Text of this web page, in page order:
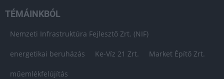
TÉMÁINKBÓL
Nemzeti Infrastruktúra Fejlesztő Zrt. (NIF)
energetikai beruházás Ke-Víz 21 Zrt. Market Építő Zrt.
műemlékfelújítás